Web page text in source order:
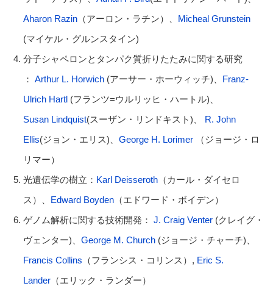
Aharon Razin（アーロン・ラチン）、 Micheal Grunstein
(マイケル・グルンスタイン)
分子シャペロンとタンパク質折りたたみに関する研究
： Arthur L. Horwich(アーサー・ホーウィッチ)、 Franz-
Ulrich Hartl(フランツ=ウルリッヒ・ハートル)、
Susan Lindquist(スーザン・リンドキスト)、 R. John
Ellis(ジョン・エリス)、 George H. Lorimer（ジョージ・ロ
リマー）
光遺伝学の樹立： Karl Deisseroth（カール・ダイセロ
ス）、 Edward Boyden（エドワード・ボイデン）
ゲノム解析に関する技術開発： J. Craig Venter (クレイグ・
ヴェンター)、 George M. Church(ジョージ・チャーチ)、
Francis Collins （フランシス・コリンス）, Eric S.
Lander（エリック・ランダー）